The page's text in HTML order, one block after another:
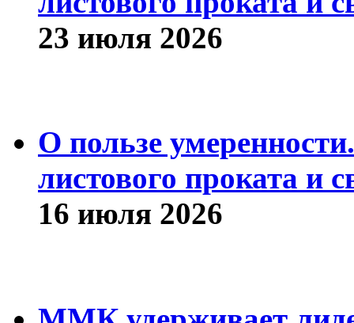
23 июля 2026
О пользе
листового проката и
16 июля 2026